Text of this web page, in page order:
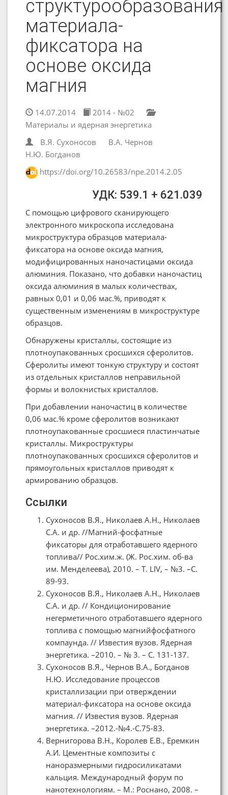
структурообразования
материала-
фиксатора на
основе оксида
магния
14.07.2014
2014 - №02
Материалы и ядерная энергетика
В.Я. Сухоносов
В.А. Чернов
Н.Ю. Богданов
https://doi.org/10.26583/npe.2014.2.05
УДК: 539.1 + 621.039
С помощью цифрового сканирующего
электронного микроскопа исследована
микроструктура образцов материала-
фиксатора на основе оксида магния,
модифицированных наночастицами оксида
алюминия. Показано, что добавки наночастиц
оксида алюминия в малых количествах,
равных 0,01 и 0,06 мас.%, приводят к
существенным изменениям в микроструктуре
образцов.
Обнаружены кристаллы, состоящие из
плотноупакованных сросшихся сферолитов.
Сферолиты имеют тонкую структуру и состоят
из отдельных кристаллов неправильной
формы и волокнистых кристаллов.
При добавлении наночастиц в количестве
0,06 мас.% кроме сферолитов возникают
плотноупакованные сросшиеся пластинчатые
кристаллы. Микроструктуры
плотноупакованных сросшихся сферолитов и
прямоугольных кристаллов приводят к
армированию образцов.
Ссылки
Сухоносов В.Я., Николаев А.Н., Николаев
С.А. и др. //Магний-фосфатные
фиксаторы для отработавшего ядерного
топлива// Рос.хим.ж. (Ж. Рос.хим. об-ва
им. Менделеева), 2010. – Т. LIV, – №3. –С.
89-93.
Сухоносов В.Я., Николаев А.Н., Николаев
С.А. и др. // Кондиционирование
негерметичного отработавшего ядерного
топлива с помощью магнийфосфатного
компаунда. // Известия вузов. Ядерная
энергетика. –2010. – № 3. – С. 131-137.
Сухоносов В.Я., Чернов В.А., Богданов
Н.Ю. Исследование процессов
кристаллизации при отверждении
материал-фиксатора на основе оксида
магния. // Известия вузов. Ядерная
энергетика. –2012.-№4.-С.75-83.
Вернигорова В.Н., Королев Е.В., Еремкин
А.И. Цементные композиты с
наноразмерными гидросиликатами
кальция. Международный форум по
нанотехнологиям. – М.: Роснано, 2008. –